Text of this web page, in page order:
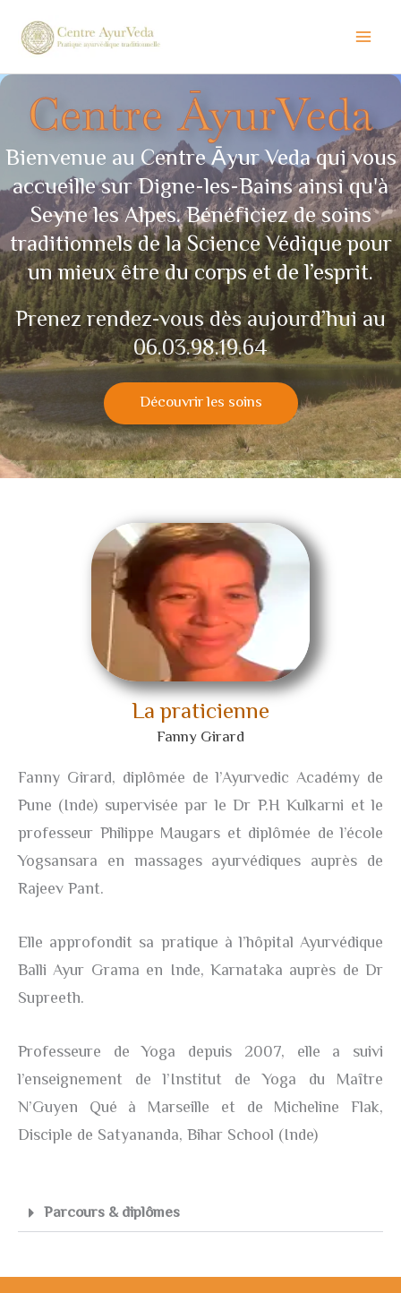
contenu
Centre ĀyurVeda
Bienvenue au Centre Āyur Veda qui vous
accueille sur Digne-les-Bains ainsi qu'à
Seyne les Alpes. Bénéficiez de soins
traditionnels de la Science Védique pour
un mieux être du corps et de l’esprit.
Prenez rendez-vous dès aujourd’hui au
06.03.98.19.64
Découvrir les soins
La praticienne
Fanny Girard
Fanny Girard, diplômée de l’Ayurvedic Académy de
Pune (Inde) supervisée par le Dr P.H Kulkarni et le
professeur Philippe Maugars et diplômée de l’école
Yogsansara en massages ayurvédiques auprès de
Rajeev Pant.
Elle approfondit sa pratique à l’hôpital Ayurvédique
Balli Ayur Grama en Inde, Karnataka auprès de Dr
Supreeth.
Professeure de Yoga depuis 2007, elle a suivi
l’enseignement de l’Institut de Yoga du Maître
N’Guyen Qué à Marseille et de Micheline Flak,
Disciple de Satyananda, Bihar School (Inde)
Parcours & diplômes